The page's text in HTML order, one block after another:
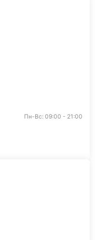
Пн-Вс: 09:00 - 21:00